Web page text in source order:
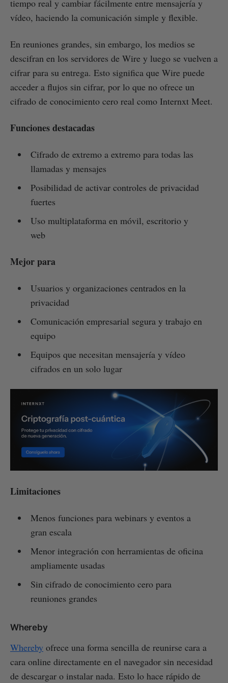
tiempo real y cambiar fácilmente entre mensajería y
vídeo, haciendo la comunicación simple y flexible.
En reuniones grandes, sin embargo, los medios se
descifran en los servidores de Wire y luego se vuelven a
cifrar para su entrega. Esto significa que Wire puede
acceder a flujos sin cifrar, por lo que no ofrece un
cifrado de conocimiento cero real como Internxt Meet.
Funciones destacadas
Cifrado de extremo a extremo para todas las
llamadas y mensajes
Posibilidad de activar controles de privacidad
fuertes
Uso multiplataforma en móvil, escritorio y
web
Mejor para
Usuarios y organizaciones centrados en la
privacidad
Comunicación empresarial segura y trabajo en
equipo
Equipos que necesitan mensajería y vídeo
cifrados en un solo lugar
Limitaciones
Menos funciones para webinars y eventos a
gran escala
Menor integración con herramientas de oficina
ampliamente usadas
Sin cifrado de conocimiento cero para
reuniones grandes
Whereby
Whereby ofrece una forma sencilla de reunirse cara a
cara online directamente en el navegador sin necesidad
de descargar o instalar nada. Esto lo hace rápido de